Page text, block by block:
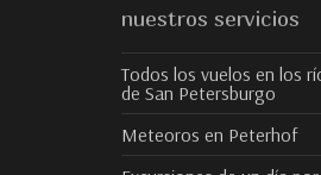
nuestros servicios
Todos los vuelos en los
de San Petersburgo
Meteoros en Peterhof